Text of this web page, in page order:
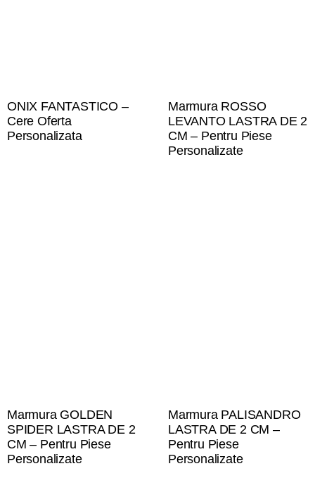
ONIX FANTASTICO –
Cere Oferta
Personalizata
Marmura ROSSO
LEVANTO LASTRA DE 2
CM – Pentru Piese
Personalizate
Marmura GOLDEN
SPIDER LASTRA DE 2
CM – Pentru Piese
Personalizate
Marmura PALISANDRO
LASTRA DE 2 CM –
Pentru Piese
Personalizate